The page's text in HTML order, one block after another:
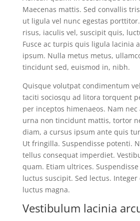
Maecenas mattis. Sed convallis
ut ligula vel nunc egestas
risus, iaculis vel, suscipit quis,
Fusce ac turpis quis ligula lacinia
ipsum. Nulla metus metus,
tincidunt sed, euismod in, nibh.
Quisque volutpat condimentum
taciti sociosqu ad litora torquent
per inceptos himenaeos. Nam nec
urna non tincidunt mattis, tortor
diam, a cursus ipsum ante quis
Ut fringilla. Suspendisse potenti.
tellus consequat imperdiet.
quam. Etiam ultrices.
luctus suscipit. Sed lectus. Integer
luctus magna.
Vestibulum lacinia